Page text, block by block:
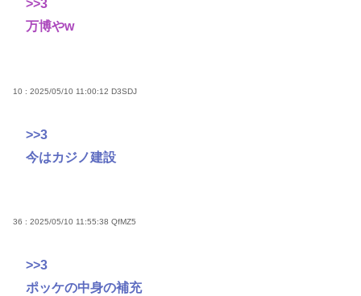
>>3
万博やw
10 : 2025/05/10 11:00:12 D3SDJ
>>3
今はカジノ建設
36 : 2025/05/10 11:55:38 QfMZ5
>>3
ポッケの中身の補充